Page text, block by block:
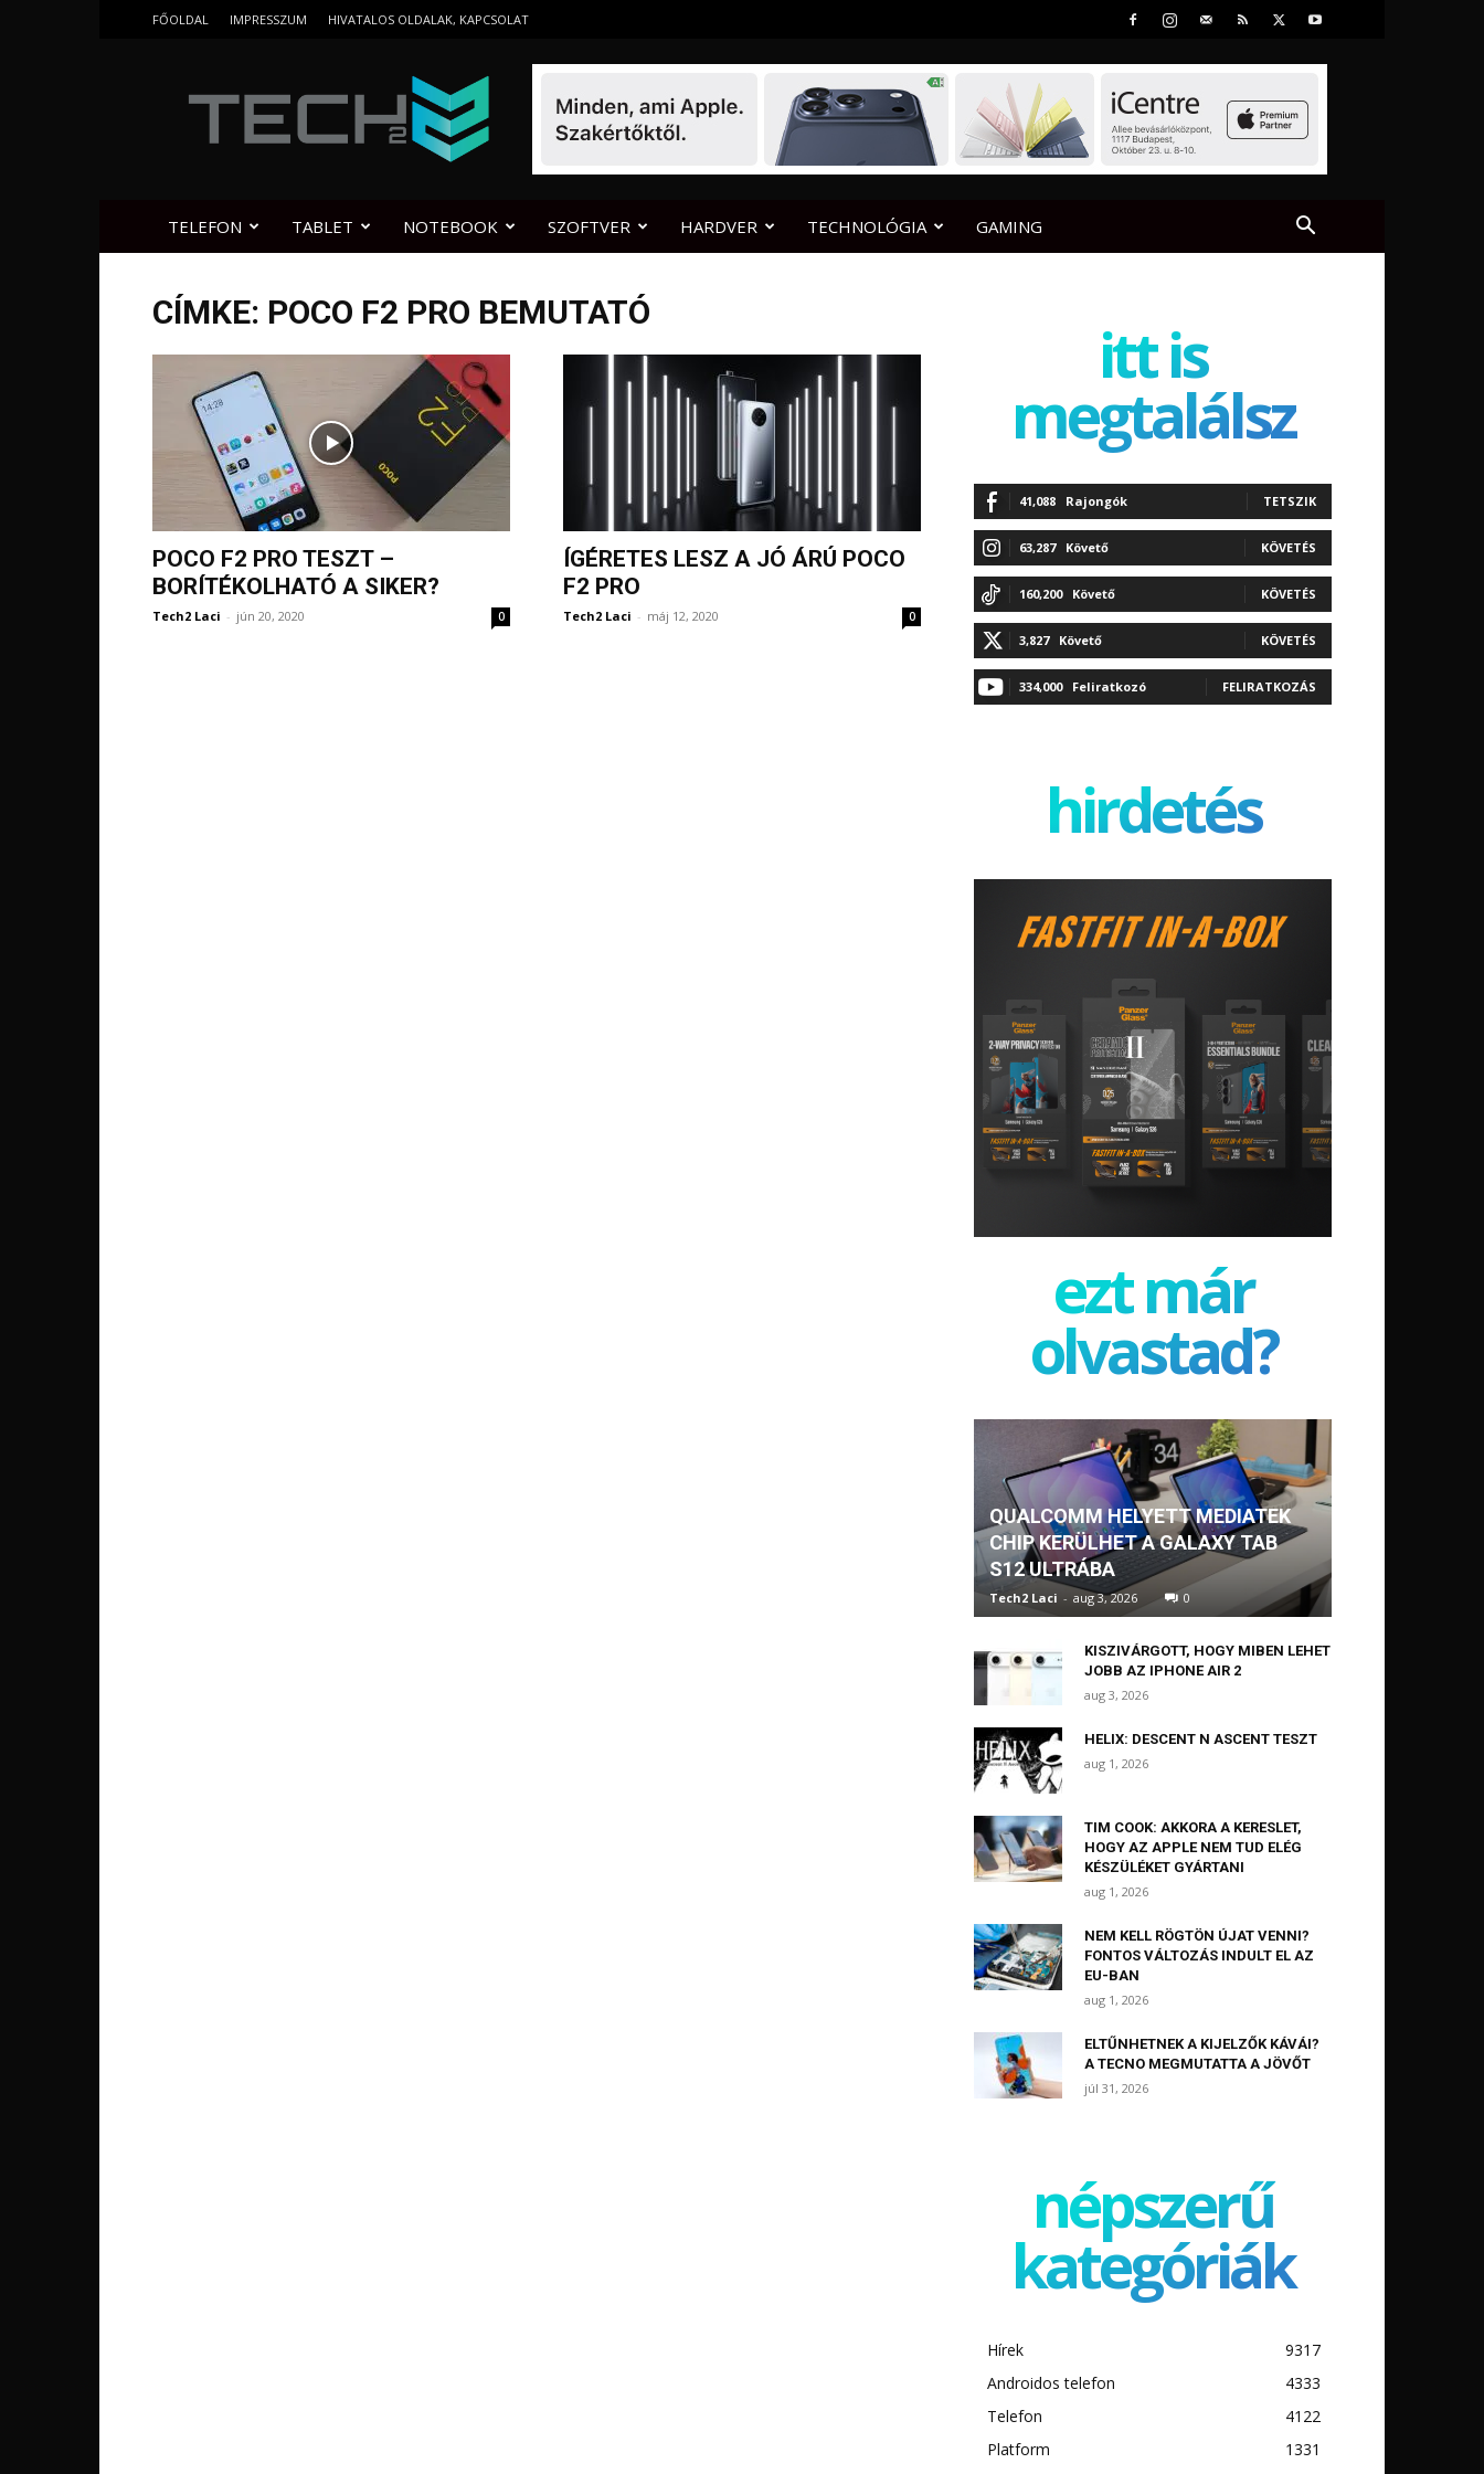
FŐOLDAL IMPRESSZUM HIVATALOS OLDALAK, KAPCSOLAT
TELEFON TABLET NOTEBOOK SZOFTVER HARDVER TECHNOLÓGIA GAMING
CÍMKE: POCO F2 PRO BEMUTATÓ
POCO F2 PRO TESZT –
BORÍTÉKOLHATÓ A SIKER?
Tech2 Laci - jún 20, 2020 0
ÍGÉRETES LESZ A JÓ ÁRÚ POCO
F2 PRO
Tech2 Laci - máj 12, 2020 0
itt is
megtalálsz
41,088 Rajongók TETSZIK
63,287 Követő KÖVETÉS
160,200 Követő KÖVETÉS
3,827 Követő KÖVETÉS
334,000 Feliratkozó FELIRATKOZÁS
hirdetés
ezt már
olvastad?
QUALCOMM HELYETT MEDIATEK
CHIP KERÜLHET A GALAXY TAB
S12 ULTRÁBA
Tech2 Laci - aug 3, 2026 0
KISZIVÁRGOTT, HOGY MIBEN LEHET
JOBB AZ IPHONE AIR 2
aug 3, 2026
HELIX: DESCENT N ASCENT TESZT
aug 1, 2026
TIM COOK: AKKORA A KERESLET,
HOGY AZ APPLE NEM TUD ELÉG
KÉSZÜLÉKET GYÁRTANI
aug 1, 2026
NEM KELL RÖGTÖN ÚJAT VENNI?
FONTOS VÁLTOZÁS INDULT EL AZ
EU-BAN
aug 1, 2026
ELTŰNHETNEK A KIJELZŐK KÁVÁI?
A TECNO MEGMUTATTA A JÖVŐT
júl 31, 2026
népszerű
kategóriák
Hírek
9317
Androidos telefon
4333
Telefon
4122
Platform
1331